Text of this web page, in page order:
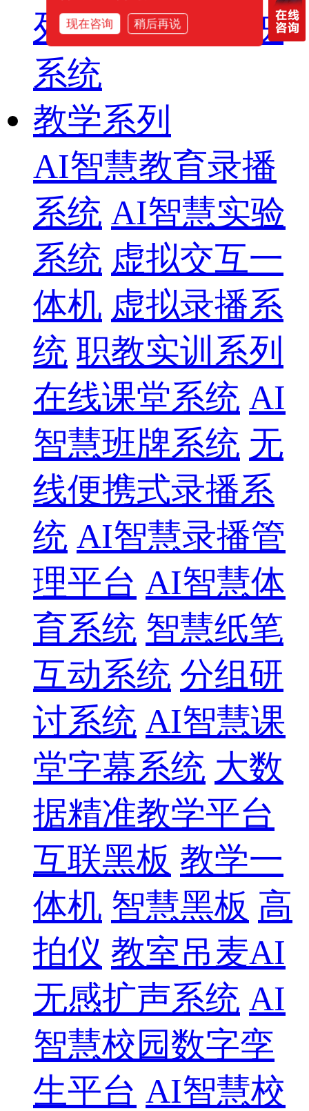
列 智慧影片放映
系统
教学系列
AI智慧教育录播
系统 AI智慧实验
系统 虚拟交互一
体机 虚拟录播系
统 职教实训系列
在线课堂系统 AI
智慧班牌系统 无
线便携式录播系
统 AI智慧录播管
理平台 AI智慧体
育系统 智慧纸笔
互动系统 分组研
讨系统 AI智慧课
堂字幕系统 大数
据精准教学平台
互联黑板 教学一
体机 智慧黑板 高
拍仪 教室吊麦AI
无感扩声系统 AI
智慧校园数字孪
生平台 AI智慧校
现在咨询 稍后再说